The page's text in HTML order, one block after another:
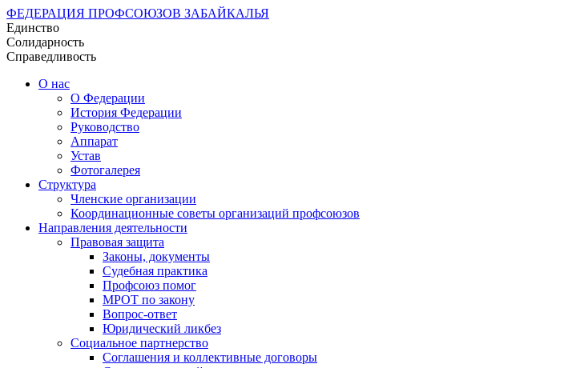
ФЕДЕРАЦИЯ ПРОФСОЮЗОВ ЗАБАЙКАЛЬЯ
Единство
Солидарность
Справедливость
О нас
О Федерации
История Федерации
Руководство
Аппарат
Устав
Фотогалерея
Структура
Членские организации
Координационные советы организаций профсоюзов
Направления деятельности
Правовая защита
Законы, документы
Судебная практика
Профсоюз помог
МРОТ по закону
Вопрос-ответ
Юридический ликбез
Социальное партнерство
Соглашения и коллективные договоры